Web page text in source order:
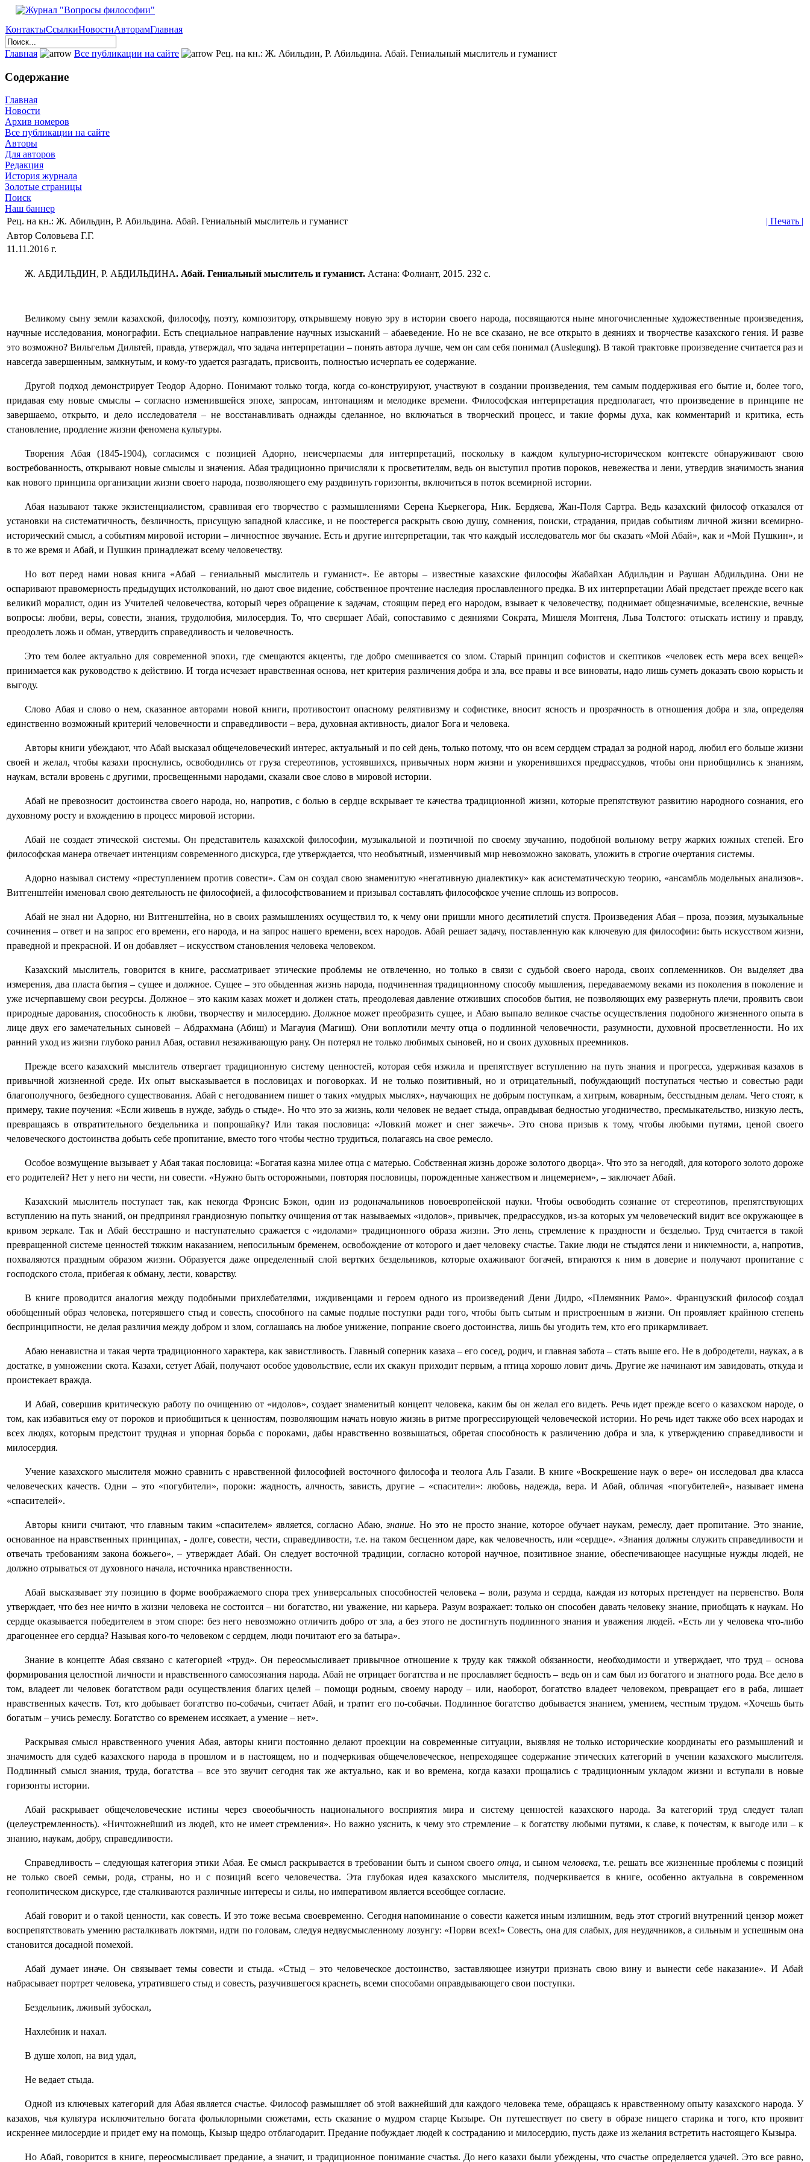
КонтактыСсылкиНовостиАвторамГлавная
Главная Все публикации на сайте Рец. на кн.: Ж. Абильдин, Р. Абильдина. Абай. Гениальный мыслитель и гуманист
Содержание
Главная
Новости
Архив номеров
Все публикации на сайте
Авторы
Для авторов
Редакция
История журнала
Золотые страницы
Поиск
Наш баннер
Рец. на кн.: Ж. Абильдин, Р. Абильдина. Абай. Гениальный мыслитель и гуманист
| Печать |
Автор Соловьева Г.Г.
11.11.2016 г.
Ж. АБДИЛЬДИН, Р. АБДИЛЬДИНА. Абай. Гениальный мыслитель и гуманист. Астана: Фолиант, 2015. 232 с.
Великому сыну земли казахской, философу, поэту, композитору, открывшему новую эру в истории своего народа, посвящаются ныне многочисленные художественные произведения,
научные исследования, монографии. Есть специальное направление научных изысканий – абаеведение. Но не все сказано, не все открыто в деяниях и творчестве казахского гения. И разве
это возможно? Вильгельм Дильтей, правда, утверждал, что задача интерпретации – понять автора лучше, чем он сам себя понимал (Auslegung). В такой трактовке произведение считается раз и
навсегда завершенным, замкнутым, и кому-то удается разгадать, присвоить, полностью исчерпать ее содержание.
Другой подход демонстрирует Теодор Адорно. Понимают только тогда, когда со-конструируют, участвуют в создании произведения, тем самым поддерживая его бытие и, более того,
придавая ему новые смыслы – согласно изменившейся эпохе, запросам, интонациям и мелодике времени. Философская интерпретация предполагает, что произведение в принципе не
завершаемо, открыто, и дело исследователя – не восстанавливать однажды сделанное, но включаться в творческий процесс, и такие формы духа, как комментарий и критика, есть
становление, продление жизни феномена культуры.
Творения Абая (1845-1904), согласимся с позицией Адорно, неисчерпаемы для интерпретаций, поскольку в каждом культурно-историческом контексте обнаруживают свою
востребованность, открывают новые смыслы и значения. Абая традиционно причисляли к просветителям, ведь он выступил против пороков, невежества и лени, утвердив значимость знания
как нового принципа организации жизни своего народа, позволяющего ему раздвинуть горизонты, включиться в поток всемирной истории.
Абая называют также экзистенциалистом, сравнивая его творчество с размышлениями Серена Кьеркегора, Ник. Бердяева, Жан-Поля Сартра. Ведь казахский философ отказался от
установки на систематичность, безличность, присущую западной классике, и не поостерегся раскрыть свою душу, сомнения, поиски, страдания, придав событиям личной жизни всемирно-
исторический смысл, а событиям мировой истории – личностное звучание. Есть и другие интерпретации, так что каждый исследователь мог бы сказать «Мой Абай», как и «Мой Пушкин», и
в то же время и Абай, и Пушкин принадлежат всему человечеству.
Но вот перед нами новая книга «Абай – гениальный мыслитель и гуманист». Ее авторы – известные казахские философы Жабайхан Абдильдин и Раушан Абдильдина. Они не
оспаривают правомерность предыдущих истолкований, но дают свое видение, собственное прочтение наследия прославленного предка. В их интерпретации Абай предстает прежде всего как
великий моралист, один из Учителей человечества, который через обращение к задачам, стоящим перед его народом, взывает к человечеству, поднимает общезначимые, вселенские, вечные
вопросы: любви, веры, совести, знания, трудолюбия, милосердия. То, что свершает Абай, сопоставимо с деяниями Сократа, Мишеля Монтеня, Льва Толстого: отыскать истину и правду,
преодолеть ложь и обман, утвердить справедливость и человечность.
Это тем более актуально для современной эпохи, где смещаются акценты, где добро смешивается со злом. Старый принцип софистов и скептиков «человек есть мера всех вещей»
принимается как руководство к действию. И тогда исчезает нравственная основа, нет критерия различения добра и зла, все правы и все виноваты, надо лишь суметь доказать свою корысть и
выгоду.
Слово Абая и слово о нем, сказанное авторами новой книги, противостоит опасному релятивизму и софистике, вносит ясность и прозрачность в отношения добра и зла, определяя
единственно возможный критерий человечности и справедливости – вера, духовная активность, диалог Бога и человека.
Авторы книги убеждают, что Абай высказал общечеловеческий интерес, актуальный и по сей день, только потому, что он всем сердцем страдал за родной народ, любил его больше жизни
своей и желал, чтобы казахи проснулись, освободились от груза стереотипов, устоявшихся, привычных норм жизни и укоренившихся предрассудков, чтобы они приобщились к знаниям,
наукам, встали вровень с другими, просвещенными народами, сказали свое слово в мировой истории.
Абай не превозносит достоинства своего народа, но, напротив, с болью в сердце вскрывает те качества традиционной жизни, которые препятствуют развитию народного сознания, его
духовному росту и вхождению в процесс мировой истории.
Абай не создает этической системы. Он представитель казахской философии, музыкальной и поэтичной по своему звучанию, подобной вольному ветру жарких южных степей. Его
философская манера отвечает интенциям современного дискурса, где утверждается, что необъятный, изменчивый мир невозможно заковать, уложить в строгие очертания системы.
Адорно называл систему «преступлением против совести». Сам он создал свою знаменитую «негативную диалектику» как асистематическую теорию, «ансамбль модельных анализов».
Витгенштейн именовал свою деятельность не философией, а философствованием и призывал составлять философское учение сплошь из вопросов.
Абай не знал ни Адорно, ни Витгенштейна, но в своих размышлениях осуществил то, к чему они пришли много десятилетий спустя. Произведения Абая – проза, поэзия, музыкальные
сочинения – ответ и на запрос его времени, его народа, и на запрос нашего времени, всех народов. Абай решает задачу, поставленную как ключевую для философии: быть искусством жизни,
праведной и прекрасной. И он добавляет – искусством становления человека человеком.
Казахский мыслитель, говорится в книге, рассматривает этические проблемы не отвлеченно, но только в связи с судьбой своего народа, своих соплеменников. Он выделяет два
измерения, два пласта бытия – сущее и должное. Сущее – это обыденная жизнь народа, подчиненная традиционному способу мышления, передаваемому веками из поколения в поколение и
уже исчерпавшему свои ресурсы. Должное – это каким казах может и должен стать, преодолевая давление отживших способов бытия, не позволяющих ему развернуть плечи, проявить свои
природные дарования, способность к любви, творчеству и милосердию. Должное может преобразить сущее, и Абаю выпало великое счастье осуществления подобного жизненного опыта в
лице двух его замечательных сыновей – Абдрахмана (Абиш) и Магауия (Магиш). Они воплотили мечту отца о подлинной человечности, разумности, духовной просветленности. Но их
ранний уход из жизни глубоко ранил Абая, оставил незаживающую рану. Он потерял не только любимых сыновей, но и своих духовных преемников.
Прежде всего казахский мыслитель отвергает традиционную систему ценностей, которая себя изжила и препятствует вступлению на путь знания и прогресса, удерживая казахов в
привычной жизненной среде. Их опыт высказывается в пословицах и поговорках. И не только позитивный, но и отрицательный, побуждающий поступаться честью и совестью ради
благополучного, безбедного существования. Абай с негодованием пишет о таких «мудрых мыслях», научающих не добрым поступкам, а хитрым, коварным, бесстыдным делам. Чего стоят, к
примеру, такие поучения: «Если живешь в нужде, забудь о стыде». Но что это за жизнь, коли человек не ведает стыда, оправдывая бедностью угодничество, пресмыкательство, низкую лесть,
превращаясь в отвратительного бездельника и попрошайку? Или такая пословица: «Ловкий может и снег зажечь». Это снова призыв к тому, чтобы любыми путями, ценой своего
человеческого достоинства добыть себе пропитание, вместо того чтобы честно трудиться, полагаясь на свое ремесло.
Особое возмущение вызывает у Абая такая пословица: «Богатая казна милее отца с матерью. Собственная жизнь дороже золотого дворца». Что это за негодяй, для которого золото дороже
его родителей? Нет у него ни чести, ни совести. «Нужно быть осторожными, повторяя пословицы, порожденные ханжеством и лицемерием», – заключает Абай.
Казахский мыслитель поступает так, как некогда Фрэнсис Бэкон, один из родоначальников новоевропейской науки. Чтобы освободить сознание от стереотипов, препятствующих
вступлению на путь знаний, он предпринял грандиозную попытку очищения от так называемых «идолов», привычек, предрассудков, из-за которых ум человеческий видит все окружающее в
кривом зеркале. Так и Абай бесстрашно и наступательно сражается с «идолами» традиционного образа жизни. Это лень, стремление к праздности и безделью. Труд считается в такой
превращенной системе ценностей тяжким наказанием, непосильным бременем, освобождение от которого и дает человеку счастье. Такие люди не стыдятся лени и никчемности, а, напротив,
похваляются праздным образом жизни. Образуется даже определенный слой вертких бездельников, которые охаживают богачей, втираются к ним в доверие и получают пропитание с
господского стола, прибегая к обману, лести, коварству.
В книге проводится аналогия между подобными прихлебателями, иждивенцами и героем одного из произведений Дени Дидро, «Племянник Рамо». Французский философ создал
обобщенный образ человека, потерявшего стыд и совесть, способного на самые подлые поступки ради того, чтобы быть сытым и пристроенным в жизни. Он проявляет крайнюю степень
беспринципности, не делая различия между добром и злом, соглашаясь на любое унижение, попрание своего достоинства, лишь бы угодить тем, кто его прикармливает.
Абаю ненавистна и такая черта традиционного характера, как завистливость. Главный соперник казаха – его сосед, родич, и главная забота – стать выше его. Не в добродетели, науках, а в
достатке, в умножении скота. Казахи, сетует Абай, получают особое удовольствие, если их скакун приходит первым, а птица хорошо ловит дичь. Другие же начинают им завидовать, откуда и
проистекает вражда.
И Абай, совершив критическую работу по очищению от «идолов», создает знаменитый концепт человека, каким бы он желал его видеть. Речь идет прежде всего о казахском народе, о
том, как избавиться ему от пороков и приобщиться к ценностям, позволяющим начать новую жизнь в ритме прогрессирующей человеческой истории. Но речь идет также обо всех народах и
всех людях, которым предстоит трудная и упорная борьба с пороками, дабы нравственно возвышаться, обретая способность к различению добра и зла, к утверждению справедливости и
милосердия.
Учение казахского мыслителя можно сравнить с нравственной философией восточного философа и теолога Аль Газали. В книге «Воскрешение наук о вере» он исследовал два класса
человеческих качеств. Одни – это «погубители», пороки: жадность, алчность, зависть, другие – «спасители»: любовь, надежда, вера. И Абай, обличая «погубителей», называет имена
«спасителей».
Авторы книги считают, что главным таким «спасителем» является, согласно Абаю,знание. Но это не просто знание, которое обучает наукам, ремеслу, дает пропитание. Это знание,
основанное на нравственных принципах, - долге, совести, чести, справедливости, т.е. на таком бесценном даре, как человечность, или «сердце». «Знания должны служить справедливости и
отвечать требованиям закона божьего», – утверждает Абай. Он следует восточной традиции, согласно которой научное, позитивное знание, обеспечивающее насущные нужды людей, не
должно отрываться от духовного начала, источника нравственности.
Абай высказывает эту позицию в форме воображаемого спора трех универсальных способностей человека – воли, разума и сердца, каждая из которых претендует на первенство. Воля
утверждает, что без нее ничто в жизни человека не состоится – ни богатство, ни уважение, ни карьера. Разум возражает: только он способен давать человеку знание, приобщать к наукам. Но
сердце оказывается победителем в этом споре: без него невозможно отличить добро от зла, а без этого не достигнуть подлинного знания и уважения людей. «Есть ли у человека что-либо
драгоценнее его сердца? Называя кого-то человеком с сердцем, люди почитают его за батыра».
Знание в концепте Абая связано с категорией «труд». Он переосмысливает привычное отношение к труду как тяжкой обязанности, необходимости и утверждает, что труд – основа
формирования целостной личности и нравственного самосознания народа. Абай не отрицает богатства и не прославляет бедность – ведь он и сам был из богатого и знатного рода. Все дело в
том, владеет ли человек богатством ради осуществления благих целей – помощи родным, своему народу – или, наоборот, богатство владеет человеком, превращает его в раба, лишает
нравственных качеств. Тот, кто добывает богатство по-собачьи, считает Абай, и тратит его по-собачьи. Подлинное богатство добывается знанием, умением, честным трудом. «Хочешь быть
богатым – учись ремеслу. Богатство со временем иссякает, а умение – нет».
Раскрывая смысл нравственного учения Абая, авторы книги постоянно делают проекции на современные ситуации, выявляя не только исторические координаты его размышлений и
значимость для судеб казахского народа в прошлом и в настоящем, но и подчеркивая общечеловеческое, непреходящее содержание этических категорий в учении казахского мыслителя.
Подлинный смысл знания, труда, богатства – все это звучит сегодня так же актуально, как и во времена, когда казахи прощались с традиционным укладом жизни и вступали в новые
горизонты истории.
Абай раскрывает общечеловеческие истины через своеобычность национального восприятия мира и систему ценностей казахского народа. За категорий труд следует талап
(целеустремленность). «Ничтожнейший из людей, кто не имеет стремления». Но важно уяснить, к чему это стремление – к богатству любыми путями, к славе, к почестям, к выгоде или – к
знанию, наукам, добру, справедливости.
Справедливость – следующая категория этики Абая. Ее смысл раскрывается в требовании быть и сыном своего отца, и сыномчеловека, т.е. решать все жизненные проблемы с позиций
не только своей семьи, рода, страны, но и с позиций всего человечества. Эта глубокая идея казахского мыслителя, подчеркивается в книге, особенно актуальна в современном
геополитическом дискурсе, где сталкиваются различные интересы и силы, но императивом является всеобщее согласие.
Абай говорит и о такой ценности, как совесть. И это тоже весьма своевременно. Сегодня напоминание о совести кажется иным излишним, ведь этот строгий внутренний цензор может
воспрепятствовать умению расталкивать локтями, идти по головам, следуя недвусмысленному лозунгу: «Порви всех!» Совесть, она для слабых, для неудачников, а сильным и успешным она
становится досадной помехой.
Абай думает иначе. Он связывает темы совести и стыда. «Стыд – это человеческое достоинство, заставляющее изнутри признать свою вину и вынести себе наказание». И Абай
набрасывает портрет человека, утратившего стыд и совесть, разучившегося краснеть, всеми способами оправдывающего свои поступки.
Бездельник, лживый зубоскал,
Нахлебник и нахал.
В душе холоп, на вид удал,
Не ведает стыда.
Одной из ключевых категорий для Абая является счастье. Философ размышляет об этой важнейший для каждого человека теме, обращаясь к нравственному опыту казахского народа. У
казахов, чья культура исключительно богата фольклорными сюжетами, есть сказание о мудром старце Кызыре. Он путешествует по свету в образе нищего старика и того, кто проявит
искреннее милосердие и придет ему на помощь, Кызыр щедро отблагодарит. Предание побуждает людей к состраданию и милосердию, пусть даже из желания встретить настоящего Кызыра.
Но Абай, говорится в книге, переосмысливает предание, а значит, и традиционное понимание счастья. До него казахи были убеждены, что счастье определяется удачей. Это все равно,